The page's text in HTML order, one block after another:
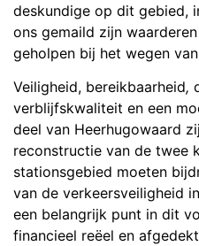
deskundige op dit gebied,
ons gemaild zijn
geholpen bij het wegen
Veiligheid, bereikbaarheid,
verblijfskwaliteit en een
deel van Heerhugowaard
reconstructie van de twee
stationsgebied moeten
van de verkeersveiligheid
een belangrijk punt in dit
financieel reëel en